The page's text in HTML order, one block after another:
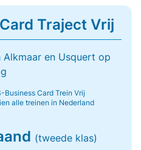
Traject Vrij
en Usquert op
Business Card Trein Vrij
alle treinen in Nederland
(tweede klas)